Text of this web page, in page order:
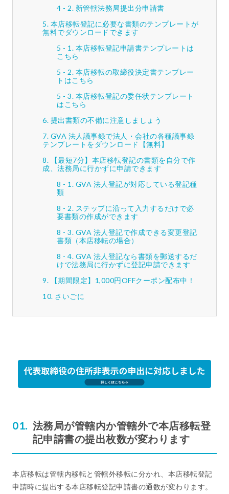
新管轄法務局提出分申請書
本店移転登記に必要な書類のテンプレートが
無料でダウンロードできます
本店移転登記申請書テンプレートは
こちら
本店移転の取締役決定書テンプレー
トはこちら
本店移転登記の委任状テンプレート
はこちら
提出書類の不備に注意しましょう
GVA 法人議事録で法人・会社の各種議事録
テンプレートをダウンロード【無料】
【最短7分】本店移転登記の書類を自分で作
成、法務局に行かずに申請できます
GVA 法人登記が対応している登記種
類
ステップに沿って入力するだけで必
要書類の作成ができます
GVA 法人登記で作成できる変更登記
書類（本店移転の場合）
GVA 法人登記なら書類を郵送するだ
けで法務局に行かずに登記申請できます
【期間限定】1,000円OFFクーポン配布中！
さいごに
法務局が管轄内か管轄外で本店移転登
記申請書の提出枚数が変わります
本店移転は管轄内移転と管轄外移転に分かれ、本店移転登記
申請時に提出する本店移転登記申請書の通数が変わります。